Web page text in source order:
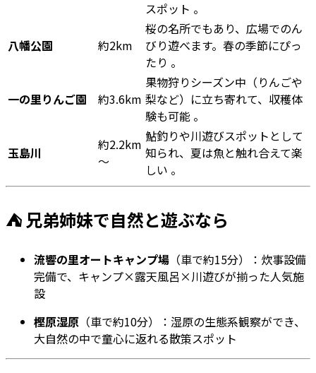
スポット 。
八幡公園 約2km
桜の名所でもあり、広場でのん
びり遊べます。春の季節にぴっ
たり 。
一の里りんご園 約3.6km
果物狩りシーズン中（りんごや
梨など）に立ち寄れて、収穫体
験も可能 。
玉島川
約2.2km
～
鮎釣りや川遊びスポットとして
知られ、夏は魚と触れ合えて楽
しい 。
⛺ 兄弟姉妹で自然と遊ぶなら
流響の里オートキャンプ場 （車で約15分）：炊事設備
完備で、キャンプ×露天風呂×川遊びが揃った人気施
設
樫原湿原 （車で約10分）：湿原の生態系観察ができ、
大自然の中で童心に返れる散策スポット